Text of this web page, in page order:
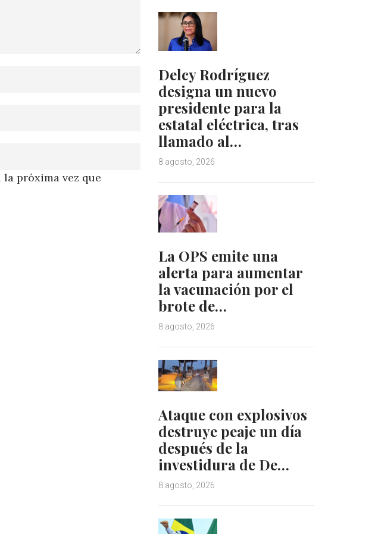
próxima vez que
Delcy Rodríguez
designa un nuevo
presidente para la
estatal eléctrica, tras
llamado al…
8 agosto, 2026
La OPS emite una
alerta para aumentar
la vacunación por el
brote de…
8 agosto, 2026
Ataque con explosivos
destruye peaje un día
después de la
investidura de De…
8 agosto, 2026